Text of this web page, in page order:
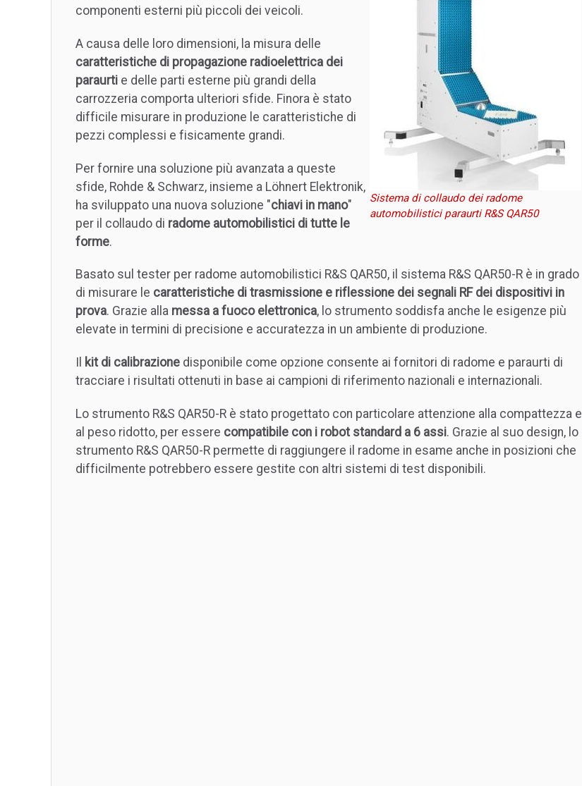
Sistema di collaudo dei radome
automobilistici paraurti R&S QAR50
componenti esterni più piccoli dei veicoli.
A causa delle loro dimensioni, la misura delle
caratteristiche di propagazione radioelettrica dei
paraurti e delle parti esterne più grandi della
carrozzeria comporta ulteriori sfide. Finora è stato
difficile misurare in produzione le caratteristiche di
pezzi complessi e fisicamente grandi.
Per fornire una soluzione più avanzata a queste
sfide, Rohde & Schwarz, insieme a Löhnert Elektronik,
ha sviluppato una nuova soluzione "chiavi in mano"
per il collaudo di radome automobilistici di tutte le
forme.
Basato sul tester per radome automobilistici R&S QAR50, il sistema R&S QAR50-R è in grado
di misurare le caratteristiche di trasmissione e riflessione dei segnali RF dei dispositivi in
prova. Grazie alla messa a fuoco elettronica, lo strumento soddisfa anche le esigenze più
elevate in termini di precisione e accuratezza in un ambiente di produzione.
kit di calibrazione disponibile come opzione consente ai fornitori di radome e paraurti di
tracciare i risultati ottenuti in base ai campioni di riferimento nazionali e internazionali.
Lo strumento R&S QAR50-R è stato progettato con particolare attenzione alla compattezza e
al peso ridotto, per essere compatibile con i robot standard a 6 assi. Grazie al suo design, lo
strumento R&S QAR50-R permette di raggiungere il radome in esame anche in posizioni che
difficilmente potrebbero essere gestite con altri sistemi di test disponibili.